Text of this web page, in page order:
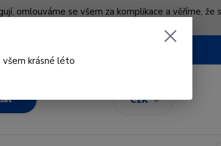
omlouváme se všem za komplikace a věříme, že
CZK
všem krásné léto